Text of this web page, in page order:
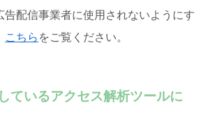
告配信事業者に使用されないようにす
こちら をご覧ください。
ているアクセス解析ツールに